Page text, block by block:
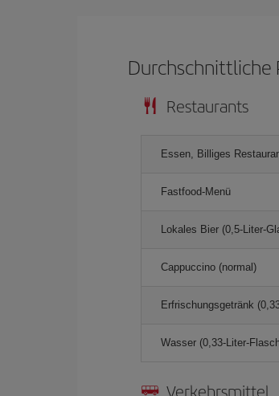
Durchschnittliche
Restaurants
Essen, Billiges
Fastfood-Menü
Lokales Bier (0,5-Liter-
Cappuccino (normal)
Erfrischungsgetränk
Wasser (0,33-Liter-
Verkehrsmittel